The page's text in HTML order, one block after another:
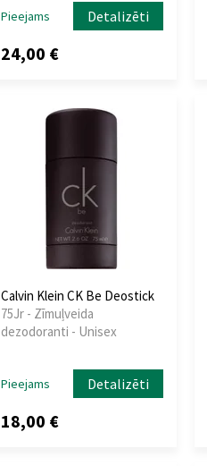
Pieejams Detalizēti
24,00 €
Calvin Klein CK Be Deostick
75Jr - Zīmuļveida
dezodoranti - Unisex
Pieejams Detalizēti
18,00 €